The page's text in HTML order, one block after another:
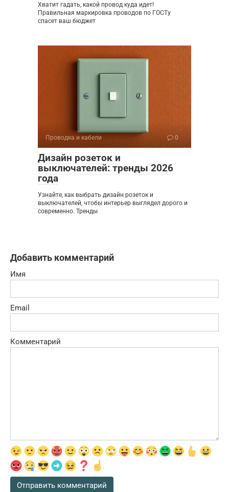
Хватит гадать, какой провод куда идет!
Правильная маркировка проводов по ГОСТу
спасет ваш бюджет
Проводка и кабели 0
Дизайн розеток и
выключателей: тренды 2026
года
Узнайте, как выбрать дизайн розеток и
выключателей, чтобы интерьер выглядел дорого и
современно. Тренды
Добавить комментарий
Имя
Email
Комментарий